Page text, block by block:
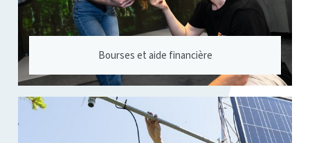
Bourses et aide financière